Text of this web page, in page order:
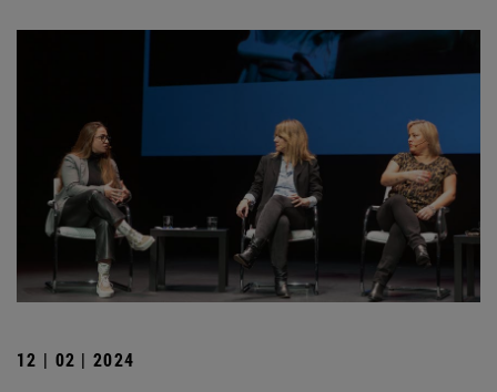
12 | 02 | 2024